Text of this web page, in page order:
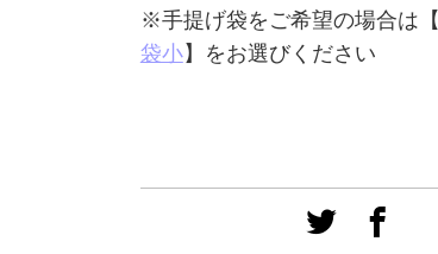
※手提げ袋をご希望の場合は【
袋小】をお選びください